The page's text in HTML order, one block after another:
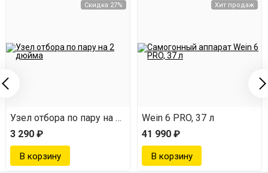
отбор «тела» продолжается.
Скидка 27%
Узел отбора по пару на 2 дюйма
3 290 ₽
Хит продаж
Wein 6 PRO, 37 л
41 990 ₽